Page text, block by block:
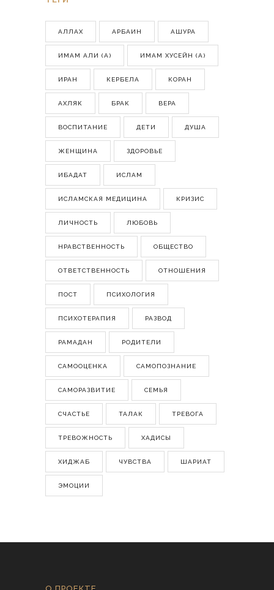
АЛЛАХ АРБАИН АШУРА
ИМАМ АЛИ (А) ИМАМ ХУСЕЙН (А)
ИРАН КЕРБЕЛА КОРАН
АХЛЯК БРАК ВЕРА
ВОСПИТАНИЕ ДЕТИ ДУША
ЖЕНЩИНА ЗДОРОВЬЕ
ИБАДАТ ИСЛАМ
ИСЛАМСКАЯ МЕДИЦИНА КРИЗИС
ЛИЧНОСТЬ ЛЮБОВЬ
НРАВСТВЕННОСТЬ ОБЩЕСТВО
ОТВЕТСТВЕННОСТЬ ОТНОШЕНИЯ
ПОСТ ПСИХОЛОГИЯ
ПСИХОТЕРАПИЯ РАЗВОД
РАМАДАН РОДИТЕЛИ
САМООЦЕНКА САМОПОЗНАНИЕ
САМОРАЗВИТИЕ СЕМЬЯ
СЧАСТЬЕ ТАЛАК ТРЕВОГА
ТРЕВОЖНОСТЬ ХАДИСЫ
ХИДЖАБ ЧУВСТВА ШАРИАТ
ЭМОЦИИ